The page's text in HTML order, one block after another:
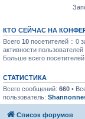
КТО СЕЙЧАС НА
Всего 10 посетителей :: 0
активности
Больше всего
СТАТИСТИКА
Всего сообщений: 660 •
пользователь:
Список форумов